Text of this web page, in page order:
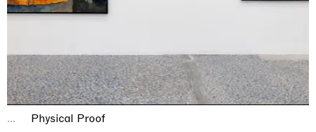
... Physical Proof